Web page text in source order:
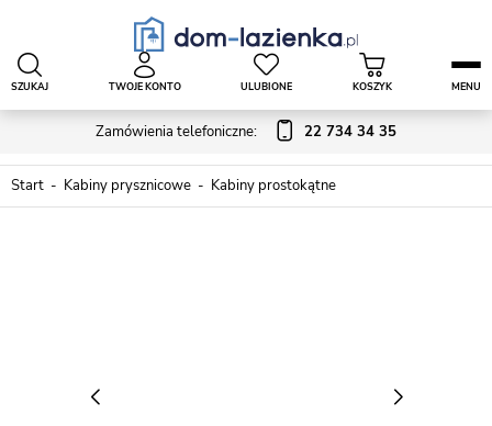
Zamówienia telefoniczne: 22 734 34 35
SZUKAJ TWOJE KONTO ULUBIONE KOSZYK MENU
Start Kabiny prysznicowe Kabiny prostokątne